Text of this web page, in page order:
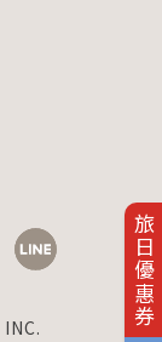
旅日優惠券